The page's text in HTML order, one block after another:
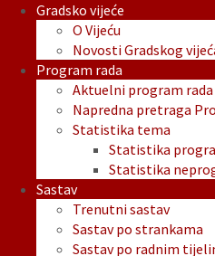
Gradsko vijeće
O Vijeću
Novosti Gradskog
Program rada
Aktuelni program rada
Napredna pretraga
Statistika tema
Statistika
Statistika
Sastav
Trenutni sastav
Sastav po strankama
Sastav po radnim